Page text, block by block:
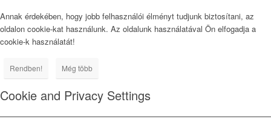
Annak érdekében, hogy jobb felhasználói élményt tudjunk biztosítani, az
oldalon cookie-kat használunk. Az oldalunk használatával Ön elfogadja a
cookie-k használatát!
Rendben! Még több
Cookie and Privacy Settings